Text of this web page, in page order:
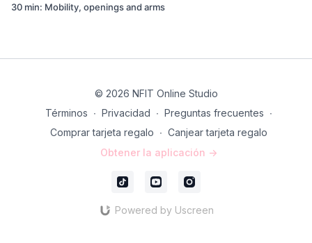
30 min: Mobility, openings and arms
© 2026 NFIT Online Studio
Términos ∙ Privacidad ∙ Preguntas frecuentes ∙
Comprar tarjeta regalo ∙ Canjear tarjeta regalo
Obtener la aplicación ->
Powered by Uscreen